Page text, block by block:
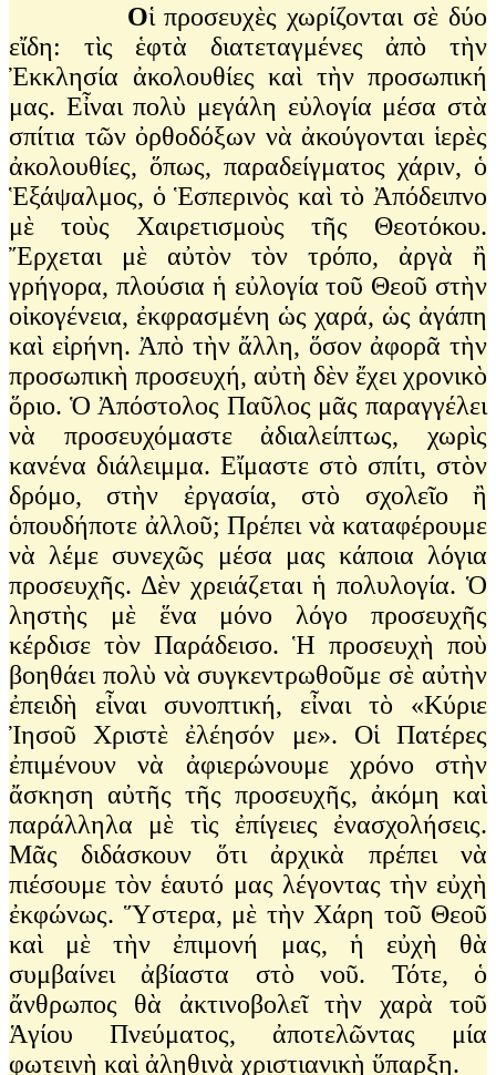
Οἱ προσευχὲς χωρίζονται σὲ δύο
εἴδη: τὶς ἑφτὰ διατεταγμένες ἀπὸ τὴν
Ἐκκλησία ἀκολουθίες καὶ τὴν προσωπική
μας. Εἶναι πολὺ μεγάλη εὐλογία μέσα στὰ
σπίτια τῶν ὀρθοδόξων νὰ ἀκούγονται ἱερὲς
ἀκολουθίες, ὅπως, παραδείγματος χάριν, ὁ
Ἑξάψαλμος, ὁ Ἑσπερινὸς καὶ τὸ Ἀπόδειπνο
μὲ τοὺς Χαιρετισμοὺς τῆς Θεοτόκου.
Ἔρχεται μὲ αὐτὸν τὸν τρόπο, ἀργὰ ἢ
γρήγορα, πλούσια ἡ εὐλογία τοῦ Θεοῦ στὴν
οἰκογένεια, ἐκφρασμένη ὡς χαρά, ὡς ἀγάπη
καὶ εἰρήνη. Ἀπὸ τὴν ἄλλη, ὅσον ἀφορᾶ τὴν
προσωπικὴ προσευχή, αὐτὴ δὲν ἔχει χρονικὸ
ὅριο. Ὁ Ἀπόστολος Παῦλος μᾶς παραγγέλει
νὰ προσευχόμαστε ἀδιαλείπτως, χωρὶς
κανένα διάλειμμα. Εἴμαστε στὸ σπίτι, στὸν
δρόμο, στὴν ἐργασία, στὸ σχολεῖο ἢ
ὁπουδήποτε ἀλλοῦ; Πρέπει νὰ καταφέρουμε
νὰ λέμε συνεχῶς μέσα μας κάποια λόγια
προσευχῆς. Δὲν χρειάζεται ἡ πολυλογία. Ὁ
ληστὴς μὲ ἕνα μόνο λόγο προσευχῆς
κέρδισε τὸν Παράδεισο. Ἡ προσευχὴ ποὺ
βοηθάει πολὺ νὰ συγκεντρωθοῦμε σὲ αὐτὴν
ἐπειδὴ εἶναι συνοπτική, εἶναι τὸ «Κύριε
Ἰησοῦ Χριστὲ ἐλέησόν με». Οἱ Πατέρες
ἐπιμένουν νὰ ἀφιερώνουμε χρόνο στὴν
ἄσκηση αὐτῆς τῆς προσευχῆς, ἀκόμη καὶ
παράλληλα μὲ τὶς ἐπίγειες ἐνασχολήσεις.
Μᾶς διδάσκουν ὅτι ἀρχικὰ πρέπει νὰ
πιέσουμε τὸν ἑαυτό μας λέγοντας τὴν εὐχὴ
ἐκφώνως. Ὕστερα, μὲ τὴν Χάρη τοῦ Θεοῦ
καὶ μὲ τὴν ἐπιμονή μας, ἡ εὐχὴ θὰ
συμβαίνει ἀβίαστα στὸ νοῦ. Τότε, ὁ
ἄνθρωπος θὰ ἀκτινοβολεῖ τὴν χαρὰ τοῦ
Ἁγίου Πνεύματος, ἀποτελῶντας μία
φωτεινὴ καὶ ἀληθινὰ χριστιανικὴ ὕπαρξη.